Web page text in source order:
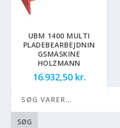
UBM 1400 MULTI
PLADEBEARBEJDNIN
GSMASKINE
HOLZMANN
16.932,50 kr.
SØG